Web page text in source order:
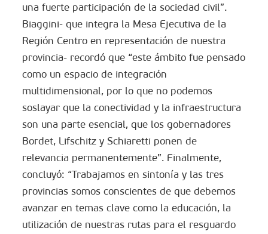
una fuerte participación de la sociedad civil”.
Biaggini- que integra la Mesa Ejecutiva de la
Región Centro en representación de nuestra
provincia- recordó que “este ámbito fue pensado
como un espacio de integración
multidimensional, por lo que no podemos
soslayar que la conectividad y la infraestructura
son una parte esencial, que los gobernadores
Bordet, Lifschitz y Schiaretti ponen de
relevancia permanentemente”. Finalmente,
concluyó: “Trabajamos en sintonía y las tres
provincias somos conscientes de que debemos
avanzar en temas clave como la educación, la
utilización de nuestras rutas para el resguardo